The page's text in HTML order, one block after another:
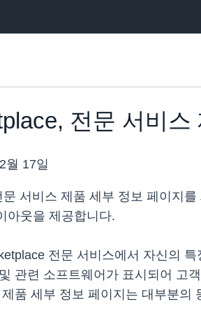
전문 서비
월 17일
서비스 제품 세부 정보 페이지
아웃을 제공합니다.
전문 서비스에서 자신의
관련 소프트웨어가 표시되어 고
품 세부 정보 페이지는 대부분의